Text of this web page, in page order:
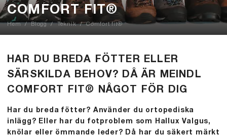
COMFORT FIT®
Hem Blogg Teknik Comfort fit®
HAR DU BREDA FÖTTER ELLER
SÄRSKILDA BEHOV? DÅ ÄR MEINDL
COMFORT FIT® NÅGOT FÖR DIG
Har du breda fötter? Använder du ortopediska
inlägg? Eller har du fotproblem som Hallux Valgus,
knölar eller ömmande leder? Då har du säkert märkt